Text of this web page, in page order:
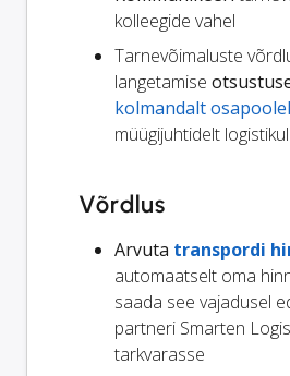
kolleegide vahel
Tarnevõimaluste
langetamise
kolmandalt
müügijuhtidelt
Võrdlus
Arvuta transpordi
automaatselt oma
saada see vajadusel
partneri Smarten
tarkvarasse